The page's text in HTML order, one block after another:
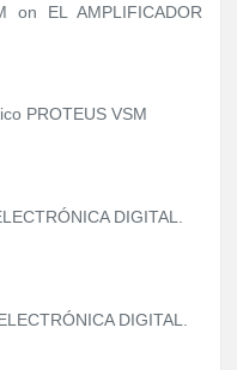
on EL AMPLIFICADOR
PROTEUS VSM
DIGITAL.
DIGITAL.